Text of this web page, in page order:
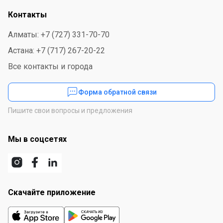
Контакты
Алматы: +7 (727) 331-70-70
Астана: +7 (717) 267-20-22
Все контакты и города
Форма обратной связи
Пишите свои вопросы и предложения
Мы в соцсетях
Скачайте приложение